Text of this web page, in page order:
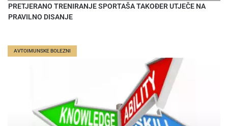
PRETJERANO TRENIRANJE SPORTAŠA TAKOĐER UTJEČE NA
PRAVILNO DISANJE
AVTOIMUNSKE BOLEZNI